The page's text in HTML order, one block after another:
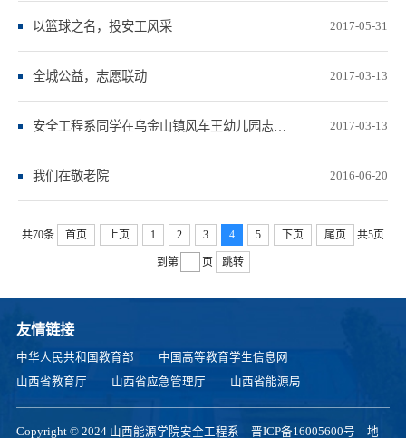
以篮球之名，投安工风采 2017-05-31
全城公益，志愿联动 2017-03-13
安全工程系同学在乌金山镇风车王幼儿园志愿服务 2017-03-13
我们在敬老院 2016-06-20
共70条 首页 上页 1 2 3 4 5 下页 尾页 共5页
到第 页 跳转
友情链接
中华人民共和国教育部
中国高等教育学生信息网
山西省教育厅
山西省应急管理厅 山西省能源局
Copyright © 2024 山西能源学院安全工程系 晋ICP备16005600号 地